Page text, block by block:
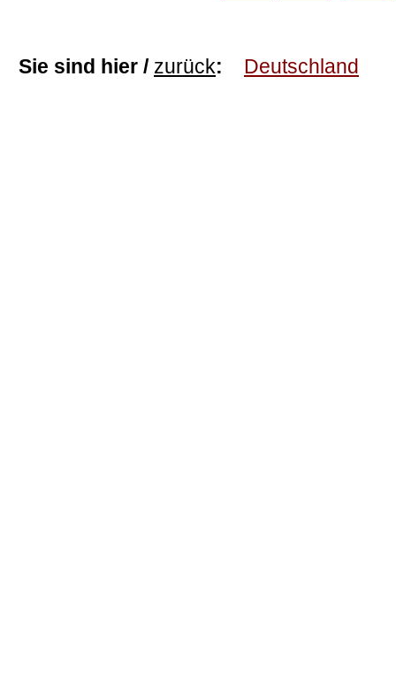
Sie sind hier / zurück: Deutschland